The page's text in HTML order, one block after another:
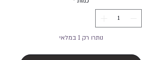
נותרו רק 1 במלאי